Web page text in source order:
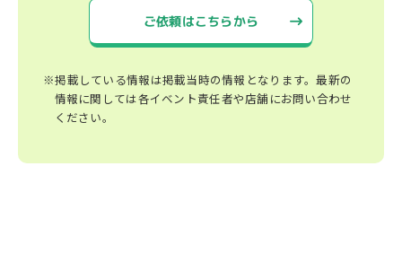
ご依頼はこちらから
※掲載している情報は掲載当時の情報となります。最新の
情報に関しては各イベント責任者や店舗にお問い合わせ
ください。